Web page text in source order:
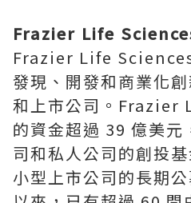
Frazier Life
Frazier Life
發現、開發和商業化
和上市公司。Frazier
的資金超過 39 億美元
司和私人公司的創投
小型上市公司的長期